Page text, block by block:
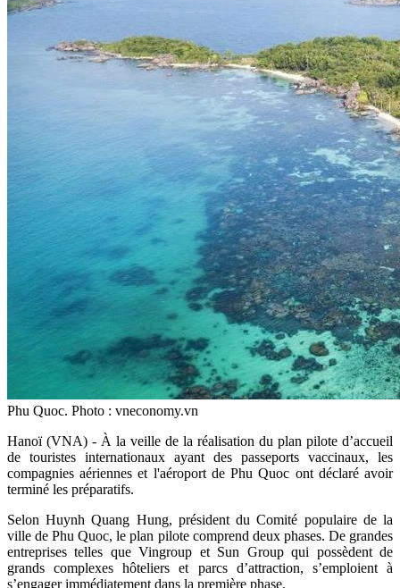
Phu Quoc. Photo : vneconomy.vn
Hanoï (VNA) - À la veille de la réalisation du plan pilote d’accueil
de touristes internationaux ayant des passeports vaccinaux, les
compagnies aériennes et l'aéroport de Phu Quoc ont déclaré avoir
terminé les préparatifs.
Selon Huynh Quang Hung, président du Comité populaire de la
ville de Phu Quoc, le plan pilote comprend deux phases. De grandes
entreprises telles que Vingroup et Sun Group qui possèdent de
grands complexes hôteliers et parcs d’attraction, s’emploient à
s’engager immédiatement dans la première phase.